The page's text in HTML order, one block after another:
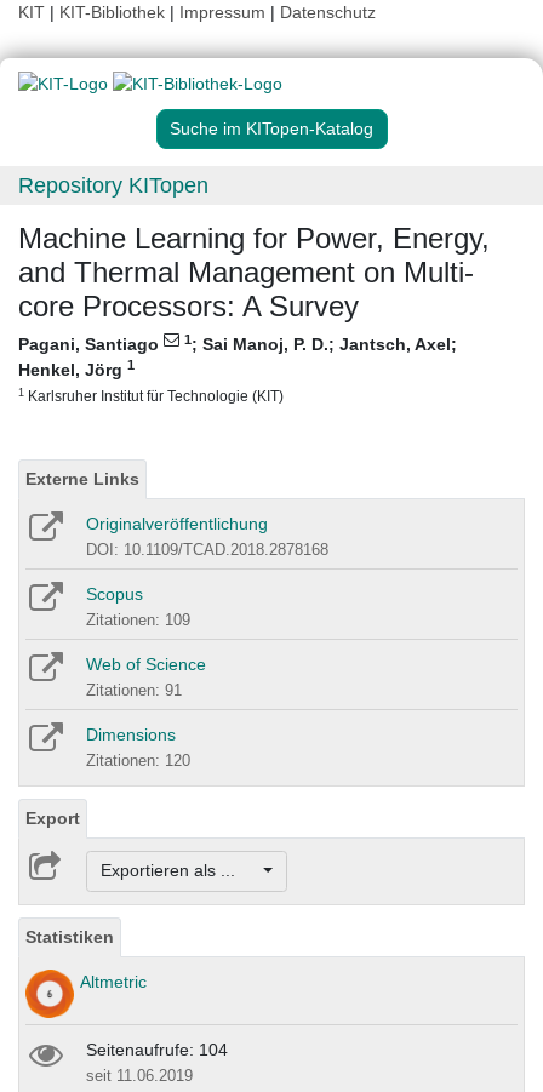
KIT | KIT-Bibliothek | Impressum | Datenschutz
Suche im KITopen-Katalog
Repository KITopen
Machine Learning for Power, Energy,
and Thermal Management on Multi-
core Processors: A Survey
Pagani, Santiago 1; Sai Manoj, P. D.; Jantsch, Axel;
Henkel, Jörg 1
1 Karlsruher Institut für Technologie (KIT)
Externe Links
Originalveröffentlichung
DOI: 10.1109/TCAD.2018.2878168
Scopus
Zitationen: 109
Web of Science
Zitationen: 91
Dimensions
Zitationen: 120
Export
Exportieren als ...
Statistiken
Altmetric
Seitenaufrufe: 104
seit 11.06.2019